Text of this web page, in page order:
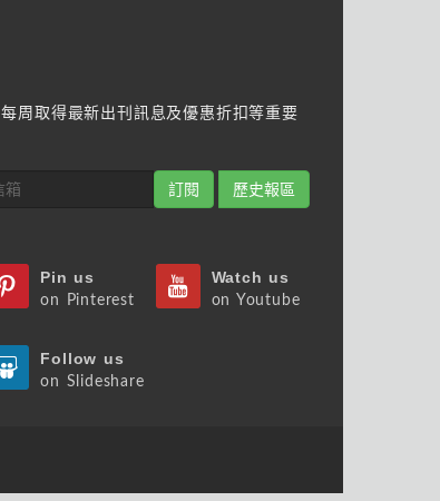
每周取得最新出刊訊息及優惠折扣等重要
訂閱 歷史報區
Pin us
on Pinterest
Watch us
on Youtube
Follow us
on Slideshare